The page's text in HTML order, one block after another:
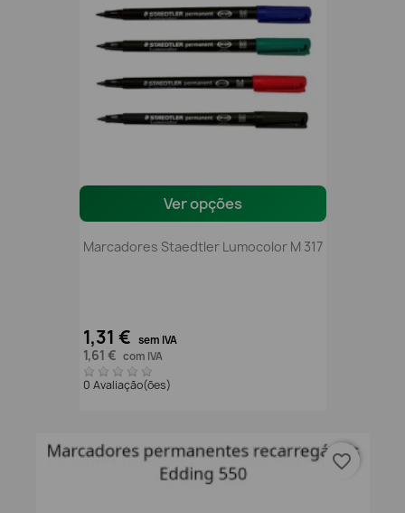
Ver opções
Marcadores Staedtler Lumocolor M 317
1,31 € sem IVA
1,61 € com IVA
0 Avaliação(ões)
favorite_border